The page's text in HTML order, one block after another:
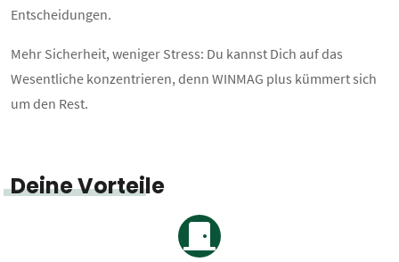
Entscheidungen.
Mehr Sicherheit, weniger Stress: Du kannst Dich auf das
Wesentliche konzentrieren, denn WINMAG plus kümmert sich
um den Rest.
Deine Vorteile